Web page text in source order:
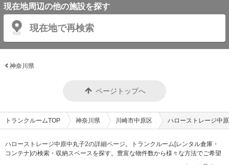
現在地周辺の他の施設を探す
現在地で再検索
神奈川県
ページトップへ
トランクルームTOP 神奈川県 川崎市中原区 ハローストレージ中
ハローストレージ中原中丸子2の詳細ページ。トランクルーム[レンタル倉庫・
コンテナ]の検索・収納スペースを探す。豊富な物件数から様々な方法でご希望
の収納スペースを簡単に探せるトランクルーム情報サイトです。ハローストレ